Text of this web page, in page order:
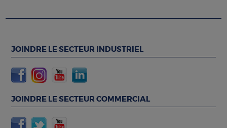
JOINDRE LE SECTEUR INDUSTRIEL
JOINDRE LE SECTEUR COMMERCIAL